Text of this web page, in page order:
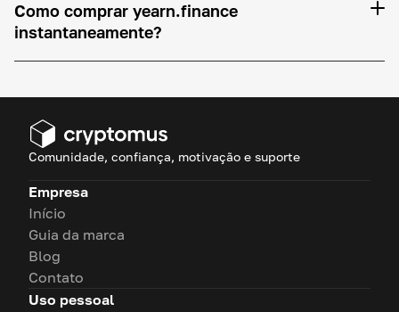
Como comprar yearn.finance
instantaneamente?
Comunidade, confiança, motivação e suporte
Empresa
Início
Guia da marca
Blog
Contato
Uso pessoal